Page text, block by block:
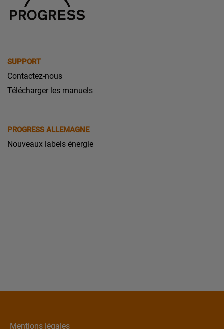
SUPPORT
Contactez-nous
Télécharger les manuels
PROGRESS ALLEMAGNE
Nouveaux labels énergie
Mentions légales